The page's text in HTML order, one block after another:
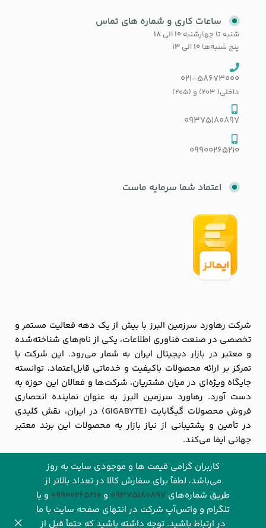
کاربران گرامی قیمت ها و موجودی سایت به روز
می‌باشد، لطفاً برای سفارش کالا در تعداد بالاتر از
طریق شماره‌های‌ 09375180897 و 09900265210 و یا
تلگرام و واتس‌آپ شرکت در انتهای صفحه سایت با ما
در ارتباط باشید. توجه داشته باشید که حتماً قبل از
ساعات کاری و شماره های تماس
شنبه تا چهارشنبه ۱۰ الی ۱۸
پنج شنبه‌ها ۱۰ الی ۱۳
021-58673000
داخلی( 203) و (205)
09375180897
09900265210
اعتماد شما سرمایه ماست
شرکت رهاورد سرزمین البرز با بیش از یک دهه فعالیت مستمر و
تخصصی در صنعت فناوری اطلاعات، یکی از نام‌های شناخته‌شده
و معتبر در بازار دیجیتال ایران به شمار می‌رود. این شرکت با
تمرکز بر ارائه محصولات باکیفیت و خدماتی قابل‌اعتماد، توانسته
جایگاه ویژه‌ای در میان مشتریان، شرکت‌ها و فعالان این حوزه به
دست آورد. رهاورد سرزمین البرز به عنوان نماینده انحصاری
فروش محصولات گیگابایت (GIGABYTE) در ایران، نقش کلیدی
در تأمین و پشتیبانی از نیاز بازار به محصولات این برند معتبر
جهانی ایفا می‌کند.
مشاهده بیشتر